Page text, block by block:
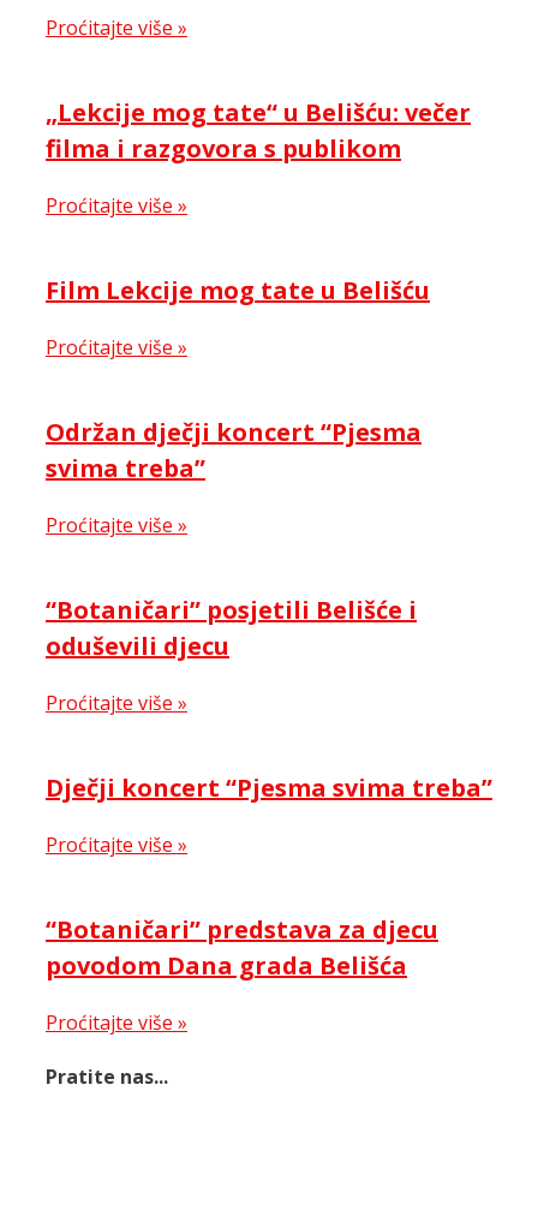
Proćitajte više »
„Lekcije mog tate“ u Belišću: večer
filma i razgovora s publikom
Proćitajte više »
Film Lekcije mog tate u Belišću
Proćitajte više »
Održan dječji koncert “Pjesma
svima treba”
Proćitajte više »
“Botaničari” posjetili Belišće i
oduševili djecu
Proćitajte više »
Dječji koncert “Pjesma svima treba”
Proćitajte više »
“Botaničari” predstava za djecu
povodom Dana grada Belišća
Proćitajte više »
Pratite nas...